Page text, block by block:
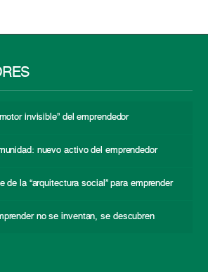
invisible” del emprendedor
nuevo activo del emprendedor
de la “arquitectura social” para emprender
no se inventan, se descubren